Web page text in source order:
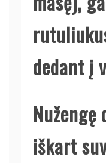
dedant į
iškart